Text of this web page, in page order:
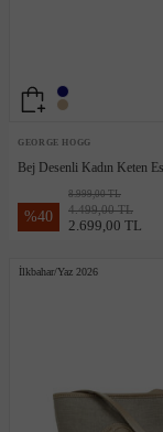
GEORGE HOGG
Bej Desenli Kadın Keten
%40
8.999,00 TL
4.499,00 TL
2.699,00 TL
İlkbahar/Yaz 2026